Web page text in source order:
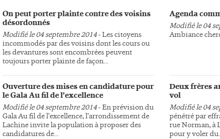
On peut porter plainte contre des voisins
désordonnés
Modifié le 04 septembre 2014- Les citoyens
incommodés par des voisins dont les cours ou
les devantures sont encombrées peuvent
toujours porter plainte de façon...
Ouverture des mises en candidature pour
le Gala Au fil de l’excellence
Modifié le 04 septembre 2014- En prévision du
Gala Au fil de l’excellence, l’arrondissement de
Lachine invite la population à proposer des
candidatures de...
Agenda
Modifié le 04
Ambiance
Deux frères
vol
Modifié le 04
pénétré par
rue Norman, à
pour y voler